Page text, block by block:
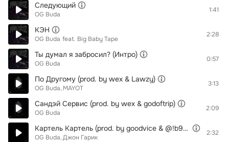
Следующий
OG Buda
1:41
КЭН
OG Buda feat. Big Baby Tape
2:28
Ты думал я забросил? (Интро)
OG Buda
0:57
По Другому (prod. by wex & Lawzy)
OG Buda MAYOT
3:13
Сандэй Сервис (prod. by wex & godoftrip)
OG Buda
2:09
Картель Картель (prod. by goodvice & @!b9t33ga & fuckthecurlyboy)
OG Buda Джон Гарик
2:32